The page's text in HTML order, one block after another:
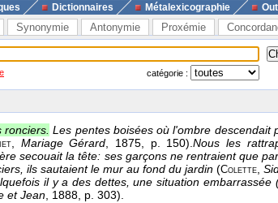
Dictionnaires Métalexicographie
Synonymie Antonymie Proxémie
catégorie :
ronciers. Les pentes boisées où l'ombre descendait
, Mariage Gérard, 1875, p. 150).Nous les
secouait la tête: ses garçons ne rentraient que
ils sautaient le mur au fond du jardin (Colette,
il y a des dettes, une situation
et Jean, 1888, p. 303).